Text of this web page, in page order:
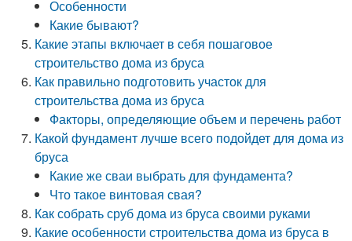
Особенности
Какие бывают?
Какие этапы включает в себя пошаговое
строительство дома из бруса
Как правильно подготовить участок для
строительства дома из бруса
Факторы, определяющие объем и перечень работ
Какой фундамент лучше всего подойдет для дома из
бруса
Какие же сваи выбрать для фундамента?
Что такое винтовая свая?
Как собрать сруб дома из бруса своими руками
Какие особенности строительства дома из бруса в